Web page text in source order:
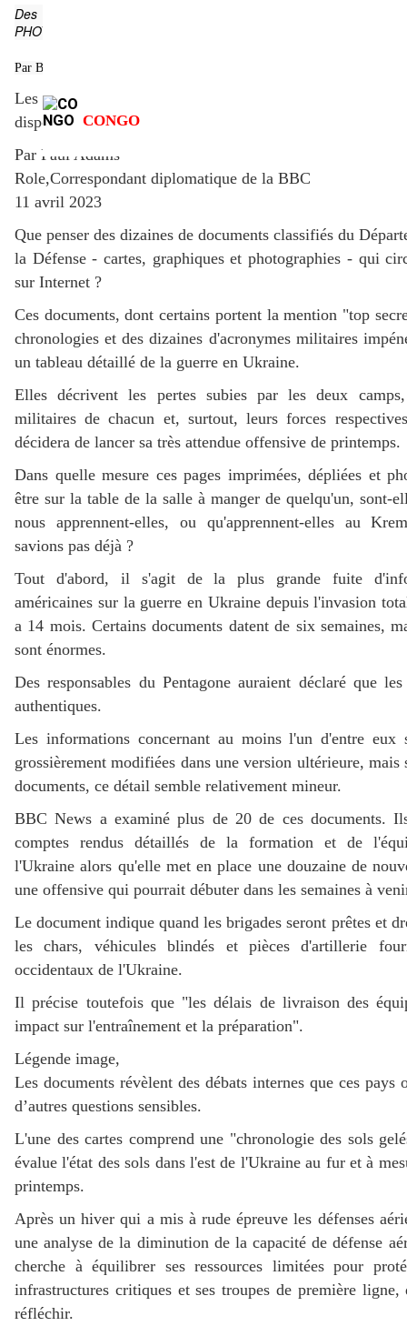
Des soldats ukrainiens tirent un obusier allemand
PHOTO,REUTERS.
Par BBC - Guerre en Ukraine. Qui a divulgué des documents américains
Les documents comprennent des comptes rendus
dispensée à l’Ukraine par des puissances étrangères.
Par Paul Adams
Role,Correspondant diplomatique de la BBC
11 avril 2023
Que penser des dizaines de documents classifiés du
la Défense - cartes, graphiques et photographies - qui
sur Internet ?
Ces documents, dont certains portent la mention "top
chronologies et des dizaines d'acronymes militaires
un tableau détaillé de la guerre en Ukraine.
Elles décrivent les pertes subies par les deux
militaires de chacun et, surtout, leurs forces
décidera de lancer sa très attendue offensive de printemps.
Dans quelle mesure ces pages imprimées, dépliées et
être sur la table de la salle à manger de quelqu'un, sont-
nous apprennent-elles, ou qu'apprennent-elles au
savions pas déjà ?
Tout d'abord, il s'agit de la plus grande fuite
américaines sur la guerre en Ukraine depuis l'invasion
a 14 mois. Certains documents datent de six semaines,
sont énormes.
Des responsables du Pentagone auraient déclaré que
authentiques.
Les informations concernant au moins l'un d'entre eux
grossièrement modifiées dans une version ultérieure, mais
documents, ce détail semble relativement mineur.
BBC News a examiné plus de 20 de ces documents.
comptes rendus détaillés de la formation et de
l'Ukraine alors qu'elle met en place une douzaine de
une offensive qui pourrait débuter dans les semaines à
Le document indique quand les brigades seront prêtes et
les chars, véhicules blindés et pièces d'artillerie
occidentaux de l'Ukraine.
Il précise toutefois que "les délais de livraison des
impact sur l'entraînement et la préparation".
Légende image,
Les documents révèlent des débats internes que ces pays
d’autres questions sensibles.
L'une des cartes comprend une "chronologie des sols
évalue l'état des sols dans l'est de l'Ukraine au fur et à
printemps.
Après un hiver qui a mis à rude épreuve les défenses
une analyse de la diminution de la capacité de défense
cherche à équilibrer ses ressources limitées pour
infrastructures critiques et ses troupes de première ligne,
réfléchir.
CONGO